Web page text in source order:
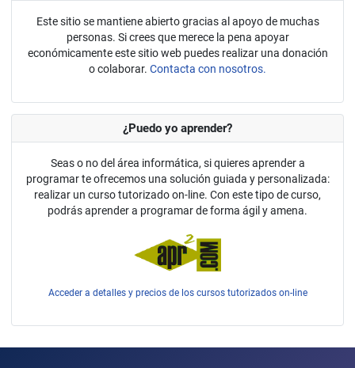
Este sitio se mantiene abierto gracias al apoyo de muchas
personas. Si crees que merece la pena apoyar
económicamente este sitio web puedes realizar una donación
o colaborar. Contacta con nosotros.
¿Puedo yo aprender?
Seas o no del área informática, si quieres aprender a
programar te ofrecemos una solución guiada y personalizada:
realizar un curso tutorizado on-line. Con este tipo de curso,
podrás aprender a programar de forma ágil y amena.
Acceder a detalles y precios de los cursos tutorizados on-line